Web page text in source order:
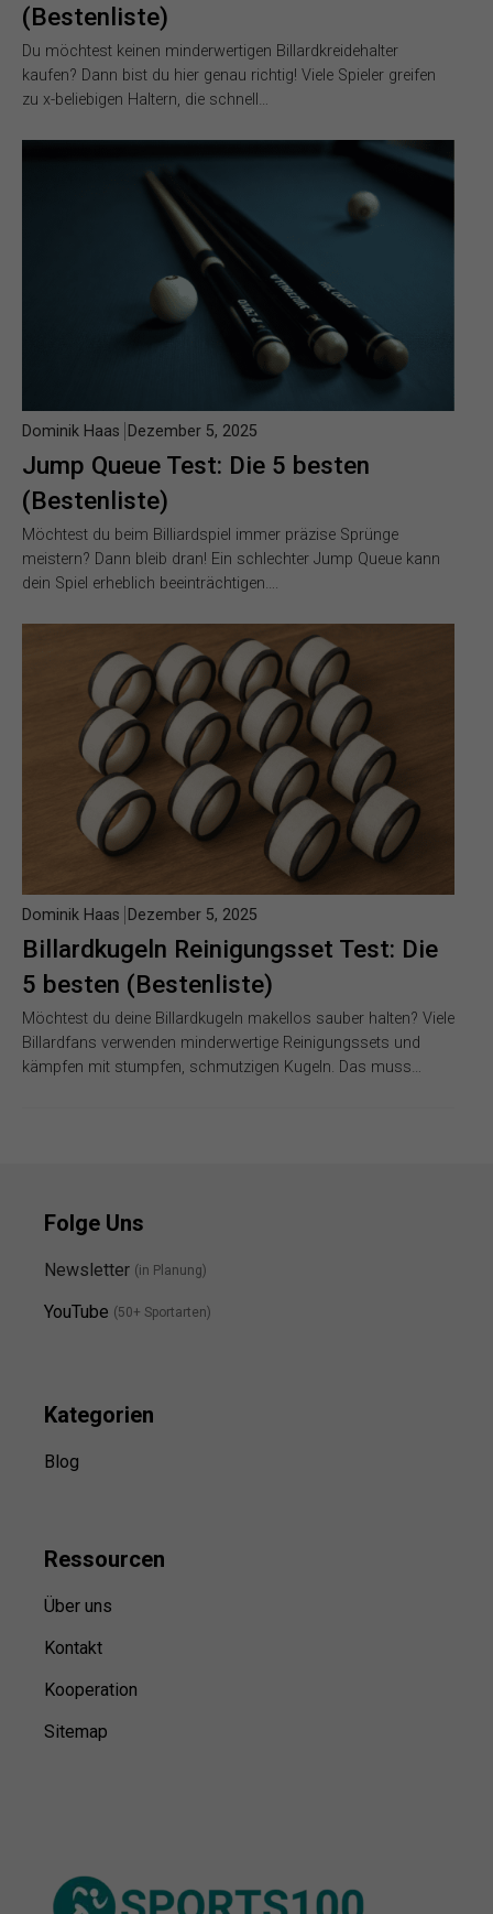
(Bestenliste)
Du möchtest keinen minderwertigen Billardkreidehalter
kaufen? Dann bist du hier genau richtig! Viele Spieler greifen
zu x-beliebigen Haltern, die schnell…
Jump Queue Test: Die 5 besten
(Bestenliste)
Dominik Haas Dezember 5, 2025
Möchtest du beim Billiardspiel immer präzise Sprünge
meistern? Dann bleib dran! Ein schlechter Jump Queue kann
dein Spiel erheblich beeinträchtigen….
Billardkugeln Reinigungsset Test: Die
5 besten (Bestenliste)
Dominik Haas Dezember 5, 2025
Möchtest du deine Billardkugeln makellos sauber halten? Viele
Billardfans verwenden minderwertige Reinigungssets und
kämpfen mit stumpfen, schmutzigen Kugeln. Das muss…
Folge Uns
Newsletter (in Planung)
YouTube (50+ Sportarten)
Kategorien
Blog
Ressourcen
Über uns
Kontakt
Kooperation
Sitemap